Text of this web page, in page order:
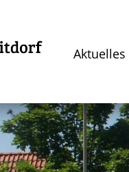
Aktuelles